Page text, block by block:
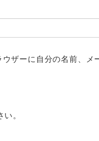
ザーに自分の名前、メ
。